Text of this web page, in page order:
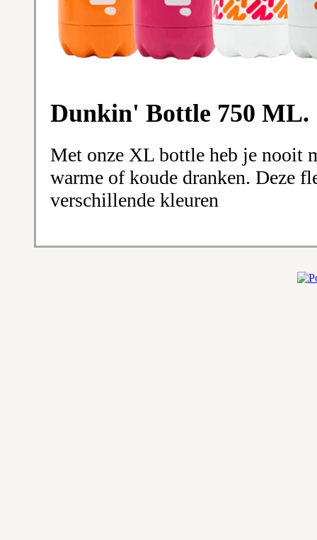
Dunkin' Bottle 750 ML.
Met onze XL bottle heb je nooit
warme of koude dranken. Deze
verschillende kleuren